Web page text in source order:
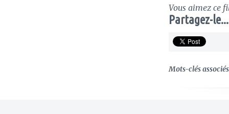
Vous aimez ce
Partagez-le...
Mots-clés